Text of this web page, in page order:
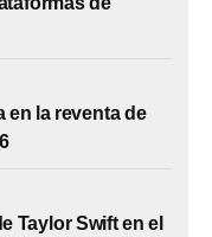
en la reventa de
Taylor Swift en el